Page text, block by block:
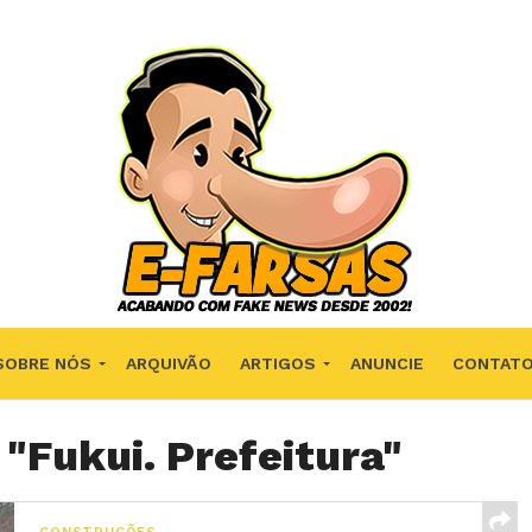
NÓS ARQUIVÃO ARTIGOS ANUNCIE CONTATO
Prefeitura"